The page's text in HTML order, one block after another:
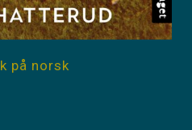
på norsk